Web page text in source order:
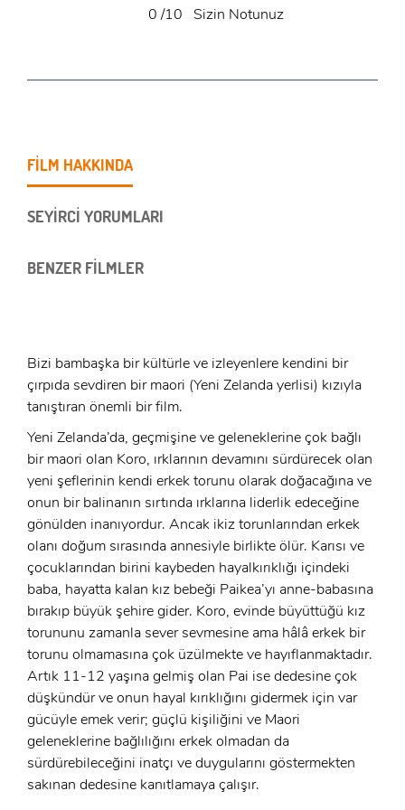
x
GIRIŞ YAP
E-Posta:
ÜYE OL
Ad Soyad:
E-Posta:
0/10 Sizin Notunuz
FİLM HAKKINDA
SEYİRCİ YORUMLARI
BENZER FİLMLER
Bizi bambaşka bir kültürle ve izleyenlere kendini bir
çırpıda sevdiren bir maori (Yeni Zelanda yerlisi) kızıyla
tanıştıran önemli bir film.
Yeni Zelanda’da, geçmişine ve geleneklerine çok bağlı
bir maori olan Koro, ırklarının devamını sürdürecek olan
yeni şeflerinin kendi erkek torunu olarak doğacağına ve
onun bir balinanın sırtında ırklarına liderlik edeceğine
gönülden inanıyordur. Ancak ikiz torunlarından erkek
olanı doğum sırasında annesiyle birlikte ölür. Karısı ve
çocuklarından birini kaybeden hayalkırıklığı içindeki
baba, hayatta kalan kız bebeği Paikea’yı anne-babasına
bırakıp büyük şehire gider. Koro, evinde büyüttüğü kız
torununu zamanla sever sevmesine ama hâlâ erkek bir
torunu olmamasına çok üzülmekte ve hayıflanmaktadır.
Artık 11-12 yaşına gelmiş olan Pai ise dedesine çok
düşkündür ve onun hayal kırıklığını gidermek için var
gücüyle emek verir; güçlü kişiliğini ve Maori
geleneklerine bağlılığını erkek olmadan da
sürdürebileceğini inatçı ve duygularını göstermekten
sakınan dedesine kanıtlamaya çalışır.